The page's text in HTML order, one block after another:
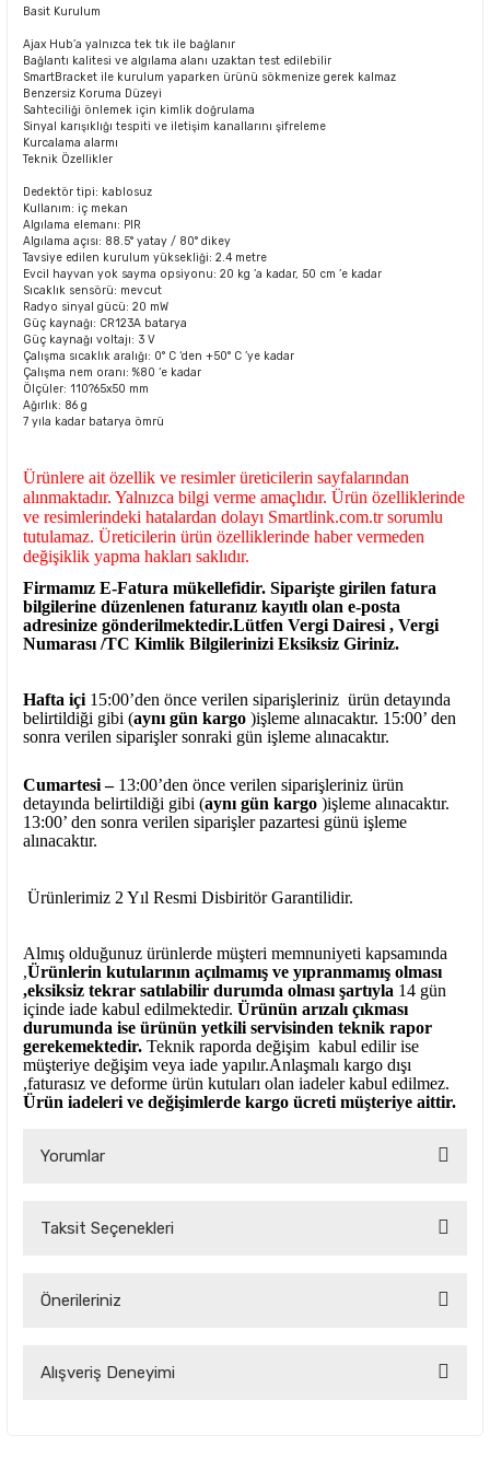
Basit Kurulum
Ajax Hub’a yalnızca tek tık ile bağlanır
Bağlantı kalitesi ve algılama alanı uzaktan test edilebilir
SmartBracket ile kurulum yaparken ürünü sökmenize gerek kalmaz
Benzersiz Koruma Düzeyi
Sahteciliği önlemek için kimlik doğrulama
Sinyal karışıklığı tespiti ve iletişim kanallarını şifreleme
Kurcalama alarmı
Teknik Özellikler
Dedektör tipi: kablosuz
Kullanım: iç mekan
Algılama elemanı: PIR
Algılama açısı: 88.5° yatay / 80° dikey
Tavsiye edilen kurulum yüksekliği: 2.4 metre
Evcil hayvan yok sayma opsiyonu: 20 kg ’a kadar, 50 cm ’e kadar
Sıcaklık sensörü: mevcut
Radyo sinyal gücü: 20 mW
Güç kaynağı: CR123A batarya
Güç kaynağı voltajı: 3 V
Çalışma sıcaklık aralığı: 0° C ‘den +50° C ’ye kadar
Çalışma nem oranı: %80 ‘e kadar
Ölçüler: 110?65x50 mm
Ağırlık: 86 g
7 yıla kadar batarya ömrü
Ürünlere ait özellik ve resimler üreticilerin sayfalarından
alınmaktadır. Yalnızca bilgi verme amaçlıdır. Ürün özelliklerinde
ve resimlerindeki hatalardan dolayı Smartlink.com.tr sorumlu
tutulamaz. Üreticilerin ürün özelliklerinde haber vermeden
değişiklik yapma hakları saklıdır.
Firmamız E-Fatura mükellefidir. Siparişte girilen fatura
bilgilerine düzenlenen faturanız kayıtlı olan e-posta
adresinize gönderilmektedir.Lütfen Vergi Dairesi , Vergi
Numarası /TC Kimlik Bilgilerinizi Eksiksiz Giriniz.
Hafta içi 15:00’den önce verilen siparişleriniz ürün detayında
belirtildiği gibi (aynı gün kargo )işleme alınacaktır. 15:00’ den
sonra verilen siparişler sonraki gün işleme alınacaktır.
Cumartesi – 13:00’den önce verilen siparişleriniz ürün
detayında belirtildiği gibi (aynı gün kargo )işleme alınacaktır.
13:00’ den sonra verilen siparişler pazartesi günü işleme
alınacaktır.
Ürünlerimiz 2 Yıl Resmi Disbiritör Garantilidir.
Almış olduğunuz ürünlerde müşteri memnuniyeti kapsamında
,Ürünlerin kutularının açılmamış ve yıpranmamış olması
,eksiksiz tekrar satılabilir durumda olması şartıyla 14 gün
içinde iade kabul edilmektedir. Ürünün arızalı çıkması
durumunda ise ürünün yetkili servisinden teknik rapor
gerekemektedir. Teknik raporda değişim kabul edilir ise
müşteriye değişim veya iade yapılır.Anlaşmalı kargo dışı
,faturasız ve deforme ürün kutuları olan iadeler kabul edilmez.
Ürün iadeleri ve değişimlerde kargo ücreti müşteriye aittir.
Yorumlar
Taksit Seçenekleri
Önerileriniz
konularda yetersiz gördüğünüz noktaları öneri formunu
Alışveriş Deneyimi